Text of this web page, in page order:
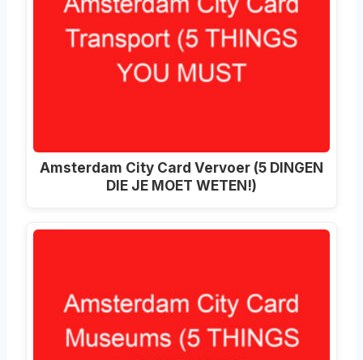
Amsterdam City Card Vervoer (5 DINGEN
DIE JE MOET WETEN!)